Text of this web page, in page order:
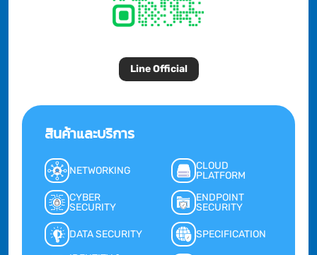
Line Official
สินค้าและบริการ
NETWORKING
CLOUD
PLATFORM
CYBER
SECURITY
ENDPOINT
SECURITY
DATA SECURITY SPECIFICATION